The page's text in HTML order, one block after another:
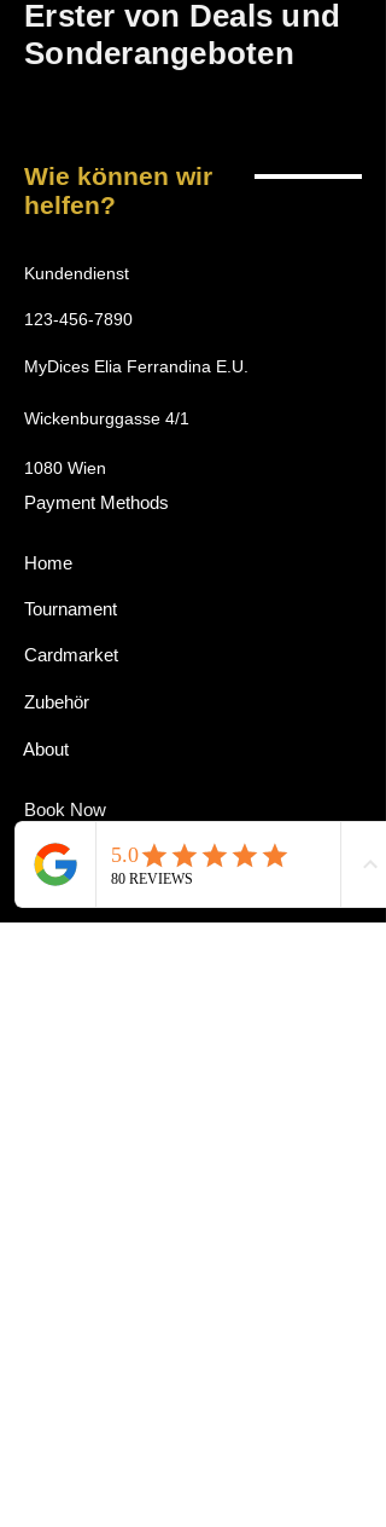
Erster von Deals und
Sonderangeboten
Wie können wir
helfen?
Kundendienst
123-456-7890
MyDices Elia Ferrandina E.U.
Wickenburggasse 4/1
1080 Wien
Payment Methods
Home
Tournament
Cardmarket
Zubehör
About
Book Now
Kontakt